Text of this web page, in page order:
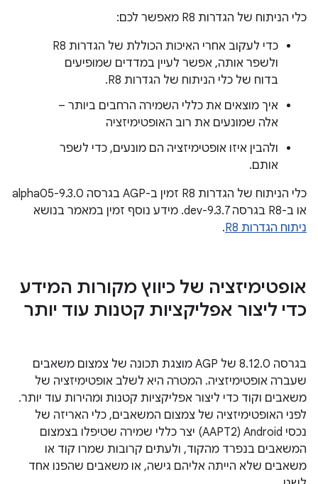
כלי הניתוח של הגדרות R8 מאפשר לכם:
כדי לעקוב אחרי האיכות הכוללת של הגדרות R8
ולשפר אותה, אפשר לעיין במדדים שמופיעים
בדוח של כלי הניתוח של הגדרות R8.
איך מוצאים את כללי השמירה הרחבים ביותר –
אלה שמונעים את רוב האופטימיזציה
ולהבין איזו אופטימיזציה הם מונעים, כדי לשפר
אותם.
כלי הניתוח של הגדרות R8 זמין ב-AGP בגרסה 9.3.0-alpha05
או ב-R8 בגרסה 9.3.7-dev. מידע נוסף זמין במאמר בנושא
ניתוח הגדרות R8
.
אופטימיזציה של כיווץ מקורות המידע
כדי ליצור אפליקציות קטנות עוד יותר
בגרסה 8.12.0 של AGP מוצגת תכונה של צמצום משאבים
שעברה אופטימיזציה. המטרה היא לשלב אופטימיזציה של
משאבים וקוד כדי ליצור אפליקציות קטנות ומהירות עוד יותר.
לפני האופטימיזציה של צמצום המשאבים, כלי האריזה של
נכסי Android‏ (AAPT2) יצר כללי שמירה שטיפלו בצמצום
המשאבים בנפרד מהקוד, ולעתים קרובות שמרו קוד או
משאבים שלא הייתה אליהם גישה, או משאבים שהפנו אחד